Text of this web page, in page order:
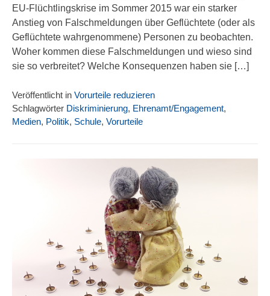
EU-Flüchtlingskrise im Sommer 2015 war ein starker
Anstieg von Falschmeldungen über Geflüchtete (oder als
Geflüchtete wahrgenommene) Personen zu beobachten.
Woher kommen diese Falschmeldungen und wieso sind
sie so verbreitet? Welche Konsequenzen haben sie […]
Veröffentlicht in Vorurteile reduzieren
Schlagwörter Diskriminierung, Ehrenamt/Engagement,
Medien, Politik, Schule, Vorurteile